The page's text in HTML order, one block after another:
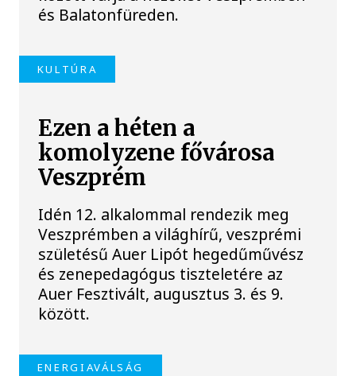
és Balatonfüreden.
KULTÚRA
Ezen a héten a
komolyzene fővárosa
Veszprém
Idén 12. alkalommal rendezik meg
Veszprémben a világhírű, veszprémi
születésű Auer Lipót hegedűművész
és zenepedagógus tiszteletére az
Auer Fesztivált, augusztus 3. és 9.
között.
ENERGIAVÁLSÁG